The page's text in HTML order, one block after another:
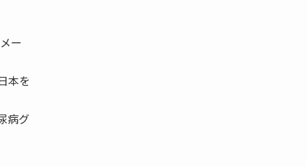
ー
本を
病グ